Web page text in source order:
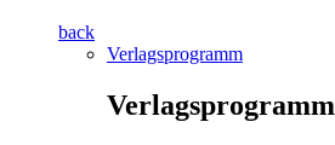
back
Verlagsprogramm
Verlagsprogramm